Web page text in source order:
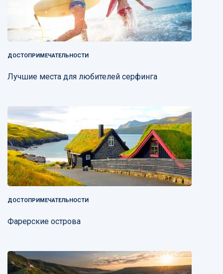
ДОСТОПРИМЕЧАТЕЛЬНОСТИ
Лучшие места для любителей серфинга
ДОСТОПРИМЕЧАТЕЛЬНОСТИ
Фарерские острова